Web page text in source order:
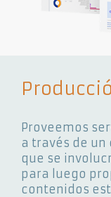
Proveemos
a través de
que se
para luego
contenidos